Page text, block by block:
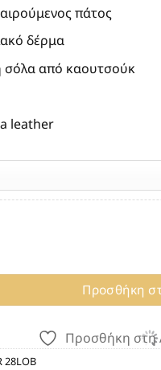
πάτος
δέρμα
σόλα από καουτσούκ
leather
FRAU 28LO
Προσθήκη
Προσθήκη στη
28LOB